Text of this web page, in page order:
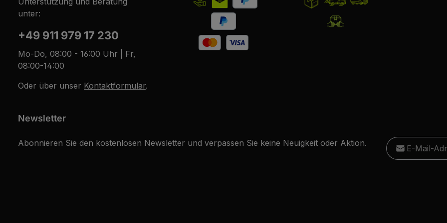
unter:
+49 911 979 17 230
Mo-Do, 08:00 - 16:00 Uhr | Fr,
08:00-14:00
Oder über unser Kontaktformular.
Newsletter
Abonnieren Sie den kostenlosen Newsletter und verpassen Sie keine Neuigkeit oder Aktion. E-Mail-Adresse*